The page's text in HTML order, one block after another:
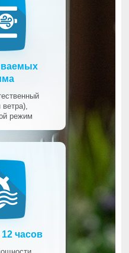
ветра),
режим
часов